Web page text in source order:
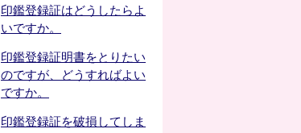
印鑑登録証はどうしたらよ
いですか。
印鑑登録証明書をとりたい
のですが、どうすればよい
ですか。
印鑑登録証を破損してしま